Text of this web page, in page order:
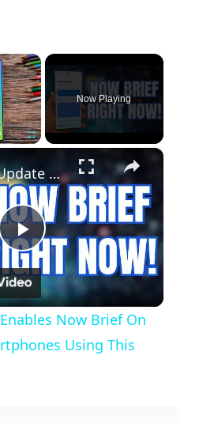
×
Now Playing
×
P
l
a
Samsung Update Enables Now Brief On Older Galaxy Smartphones Using This Hidden Menu
Now Brief On
Using This